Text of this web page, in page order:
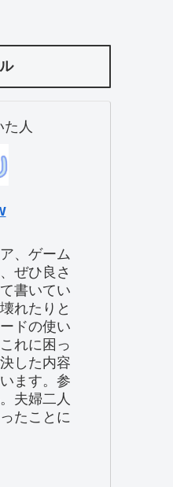
人
、ゲーム
ぜひ良さ
書いてい
れたりと
ドの使い
れに困っ
した内容
ます。参
夫婦二人
たことに